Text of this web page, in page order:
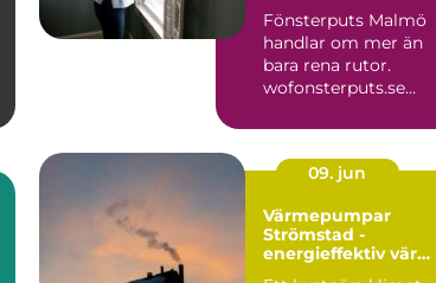
Fönsterputs Malmö
handlar om mer än
bara rena rutor.
wofonsterputs.se
09. jun
Värmepumpar
Strömstad -
energieffektiv värme